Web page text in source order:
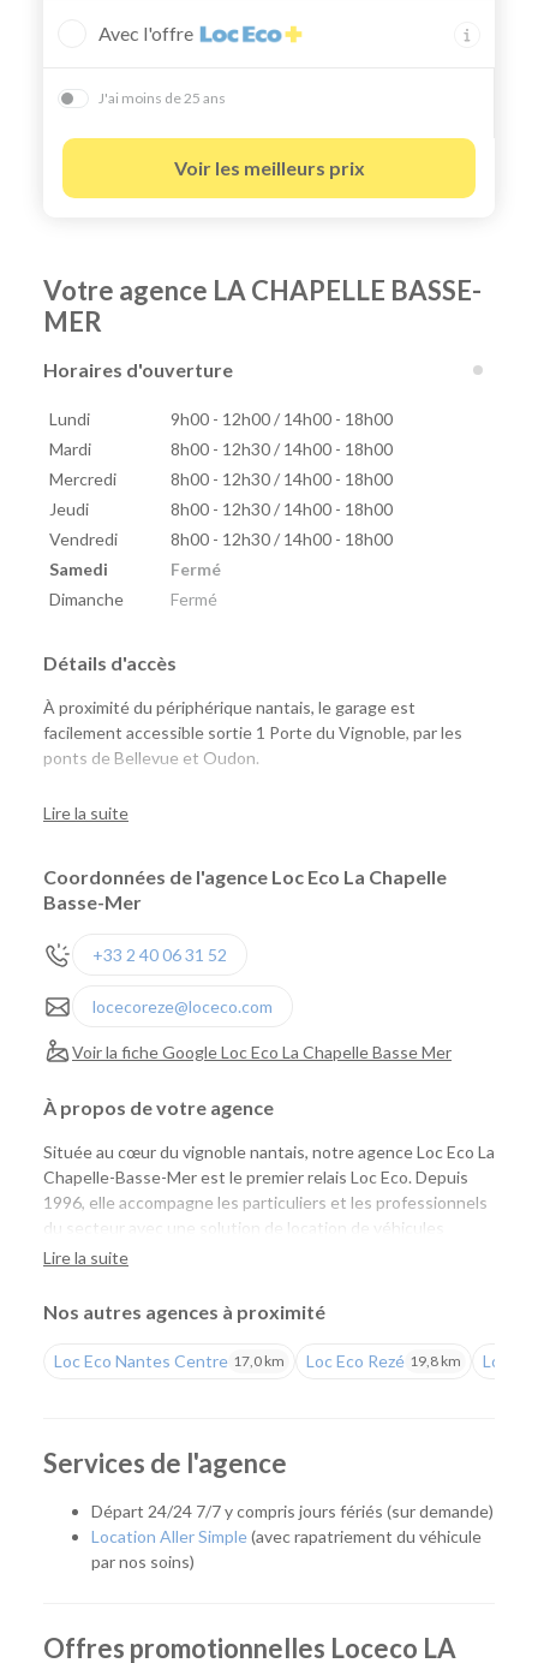
Avec l'offre
J'ai moins de 25 ans
Voir les meilleurs prix
Votre agence LA CHAPELLE BASSE-
MER
Horaires d'ouverture
Lundi
9h00 - 12h00 / 14h00 - 18h00
Mardi
8h00 - 12h30 / 14h00 - 18h00
Mercredi
8h00 - 12h30 / 14h00 - 18h00
Jeudi
8h00 - 12h30 / 14h00 - 18h00
Vendredi
8h00 - 12h30 / 14h00 - 18h00
Samedi
Fermé
Dimanche
Fermé
Détails d'accès
À proximité du périphérique nantais, le garage est
facilement accessible sortie 1 Porte du Vignoble, par les
ponts de Bellevue et Oudon.
Lire la suite
Coordonnées de l'agence Loc Eco La Chapelle
Basse-Mer
+33 2 40 06 31 52
locecoreze@loceco.com
Voir la fiche Google Loc Eco La Chapelle Basse Mer
À propos de votre agence
Située au cœur du vignoble nantais, notre agence Loc Eco La
Chapelle-Basse-Mer est le premier relais Loc Eco. Depuis
1996, elle accompagne les particuliers et les professionnels
du secteur avec une solution de location de véhicules
simple, économique et de proximité. Installée au sein du
voiture ou un utilitaire tout en bénéficiant d'un accueil
personnalisé et de l'expertise d'une équipe implantée
localement depuis de nombreuses années.
Que vous prépariez un déménagement, des travaux, un
déplacement professionnel ou un départ en vacances, notre
besoins. Son emplacement est idéal pour les habitants de
Divatte-sur-Loire, Le Loroux-Bottereau, Le Cellier, Oudon et
plus largement de tout le vignoble nantais.
Lire la suite
Nos autres agences à proximité
Loc Eco Nantes Centre 17,0 km Loc Eco Rezé 19,8 km Loc
Services de l'agence
Départ 24/24 7/7 y compris jours fériés (sur demande)
Location Aller Simple(avec rapatriement du véhicule
par nos soins)
Offres promotionnelles Loceco LA